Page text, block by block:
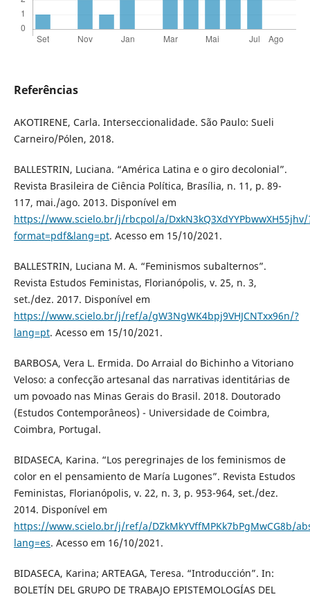
Referências
AKOTIRENE, Carla. Interseccionalidade. São Paulo: Sueli
Carneiro/Pólen, 2018.
BALLESTRIN, Luciana. “América Latina e o giro decolonial”.
Revista Brasileira de Ciência Política, Brasília, n. 11, p. 89-
117, mai./ago. 2013. Disponível em
https://www.scielo.br/j/rbcpol/a/DxkN3kQ3XdYYPbwwXH55jhv/
format=pdf&lang=pt. Acesso em 15/10/2021.
BALLESTRIN, Luciana M. A. “Feminismos subalternos”.
Revista Estudos Feministas, Florianópolis, v. 25, n. 3,
set./dez. 2017. Disponível em
https://www.scielo.br/j/ref/a/gW3NgWK4bpj9VHJCNTxx96n/?
lang=pt. Acesso em 15/10/2021.
BARBOSA, Vera L. Ermida. Do Arraial do Bichinho a Vitoriano
Veloso: a confecção artesanal das narrativas identitárias de
um povoado nas Minas Gerais do Brasil. 2018. Doutorado
(Estudos Contemporâneos) - Universidade de Coimbra,
Coimbra, Portugal.
BIDASECA, Karina. “Los peregrinajes de los feminismos de
color en el pensamiento de María Lugones”. Revista Estudos
Feministas, Florianópolis, v. 22, n. 3, p. 953-964, set./dez.
2014. Disponível em
https://www.scielo.br/j/ref/a/DZkMkYVffMPKk7bPgMwCG8b/
lang=es. Acesso em 16/10/2021.
BIDASECA, Karina; ARTEAGA, Teresa. “Introducción”. In:
BOLETÍN DEL GRUPO DE TRABAJO EPISTEMOLOGÍAS DEL